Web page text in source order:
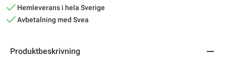
Hemleverans i hela Sverige
Avbetalning med Svea
Produktbeskrivning